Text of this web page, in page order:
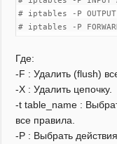
# iptables -P OUTPUT
# iptables -P
Где:
-F : Удалить (flush)
-X : Удалить цепочку.
-t table_name :
все правила.
-P : Выбрать